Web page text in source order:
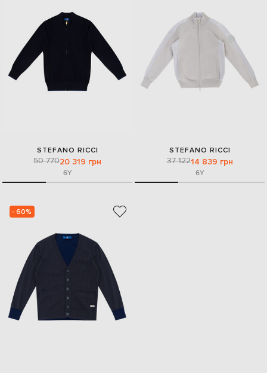
STEFANO RICCI
50 77020 319 грн
6Y
STEFANO RICCI
37 12214 839 грн
6Y
- 60%